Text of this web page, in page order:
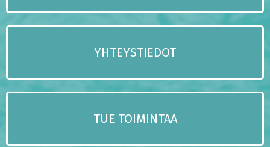
YHTEYSTIEDOT
TUE TOIMINTAA